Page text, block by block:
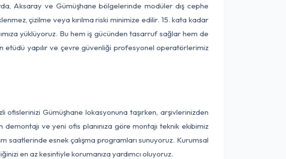
Aksaray ve Gümüşhane bölgelerinde modüler dış cephe
çizilme veya kırılma riski minimize edilir. 15. kata kadar
yüklüyoruz. Bu hem iş gücünden tasarruf sağlar hem de
etüdü yapılır ve çevre güvenliği profesyonel operatörlerimiz
ofislerinizi Gümüşhane lokasyonuna taşırken, arşivlerinizden
ve yeni ofis planınıza göre montajı teknik ekibimiz
saatlerinde esnek çalışma programları sunuyoruz. Kurumsal
en az kesintiyle korumanıza yardımcı oluyoruz.